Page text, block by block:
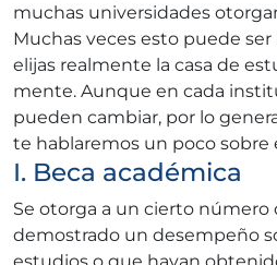
muchas universidades
Muchas veces esto puede
elijas realmente la casa de
mente. Aunque en cada
pueden cambiar, por lo
te hablaremos un poco sobre
I. Beca académica
Se otorga a un cierto número
demostrado un desempeño
estudios o que hayan